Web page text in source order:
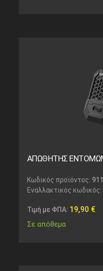
ΑΠΩΘΗΤΗΣ ΕΝΤΟΜΩΝ
Κωδικός προϊόντος:
Εναλλακτικός κωδικός:
Τιμή με ΦΠΑ: 19,90 €
Σε απόθεμα